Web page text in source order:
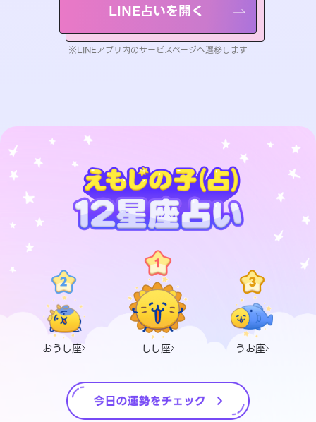
LINE占いを開く
※LINEアプリ内のサービスページへ遷移します
おうし座 しし座 うお座